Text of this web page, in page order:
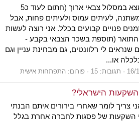
שלום לכולם, אני נמצא במסלול צבאי ארוך (חתום לעוד כ5
לעיתים עמוס ולעיתים פחות, אבל
פנויים קבועים בכלל. אני רוצה לעשות
(תוספת בשכר הצבאי בקבע -
לי רלוונטים, גם מבחינת עניין וגם
או...
16/ תגובות: 15 פורום: התפתחות אישית
הישראלי?
צריך לומר שאחרי בירורים איתם הבנתי
של פסגות לחברה אחרת בגלל